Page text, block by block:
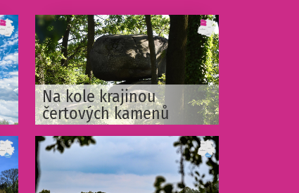
Na kole krajinou
čertových kamenů